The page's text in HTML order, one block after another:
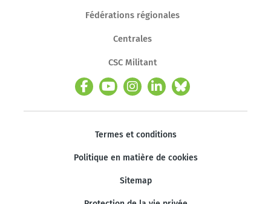
Fédérations régionales
Centrales
CSC Militant
Termes et conditions
Politique en matière de cookies
Sitemap